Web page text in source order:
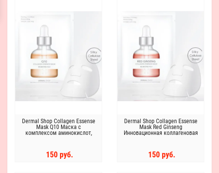
Dermal Shop Collagen Essense
Mask Q10 Маска c
комплексом аминокислот,
150 руб.
Dermal Shop Collagen Essense
Mask Red Ginseng
Инновационная коллагеновая
пептидов и экстрактом
женьшеня
150 руб.